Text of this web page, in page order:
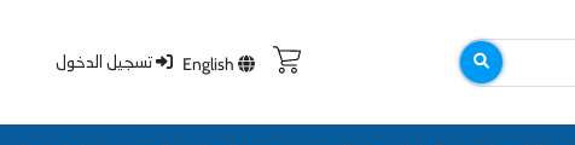
English تسجيل الدخول